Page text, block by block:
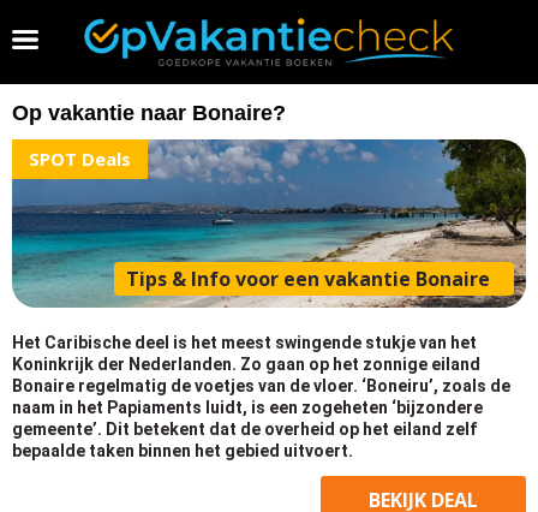
Vakantie 2026 boeken
Op vakantie naar Bonaire?
SPOT Deals
Tips & Info voor een vakantie Bonaire
Het Caribische deel is het meest swingende stukje van het
Koninkrijk der Nederlanden. Zo gaan op het zonnige eiland
Bonaire regelmatig de voetjes van de vloer. ‘Boneiru’, zoals de
naam in het Papiaments luidt, is een zogeheten ‘bijzondere
gemeente’. Dit betekent dat de overheid op het eiland zelf
bepaalde taken binnen het gebied uitvoert.
BEKIJK DEAL